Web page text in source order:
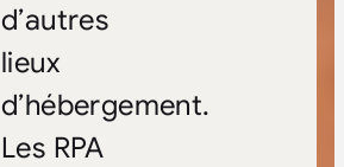
d’autres
lieux
d’hébergement.
Les RPA